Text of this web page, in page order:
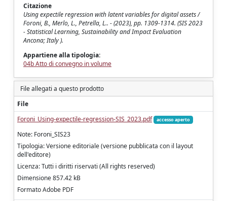
Citazione
Using expectile regression with latent variables for digital assets /
Foroni, B., Merlo, L., Petrella, L.. - (2023), pp. 1309-1314. (SIS 2023
- Statistical Learning, Sustainability and Impact Evaluation
Ancona; Italy ).
Appartiene alla tipologia:
04b Atto di convegno in volume
File allegati a questo prodotto
File
Foroni_Using-expectile-regression-SIS_2023.pdf
accesso aperto
Note: Foroni_SIS23
Tipologia: Versione editoriale (versione pubblicata con il layout
dell'editore)
Licenza: Tutti i diritti riservati (All rights reserved)
Dimensione 857.42 kB
Formato Adobe PDF